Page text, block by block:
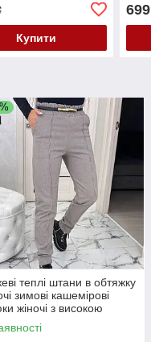
спортивні
Купити
699
теплі штани в обтяжку
зимові кашемірові
жіночі з високою
великого розміру